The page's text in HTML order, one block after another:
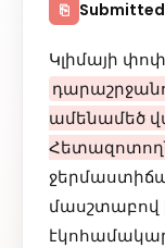
⎘
Կլիմայի
ամենամեծ
մասշտաբով